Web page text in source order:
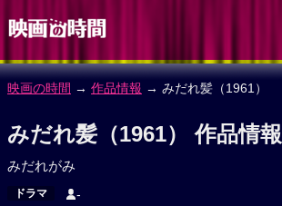
映画の時間 → 作品情報 → みだれ髪（1961）
みだれ髪（1961） 作品情報
みだれがみ
ドラマ -